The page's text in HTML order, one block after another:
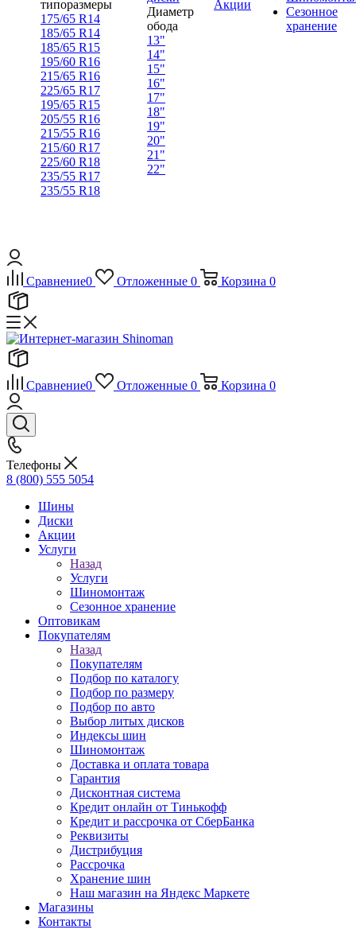
типоразмеры
175/65 R14
185/65 R14
185/65 R15
195/60 R16
215/65 R16
225/65 R17
195/65 R15
205/55 R16
215/55 R16
215/60 R17
225/60 R18
235/55 R17
235/55 R18
Диаметр
обода
13"
14"
15"
16"
17"
18"
19"
20"
21"
22"
Акции
Сезонное
хранение
Сравнение0 Отложенные 0 Корзина 0
Сравнение0 Отложенные 0 Корзина 0
Телефоны
8 (800) 555 5054
Шины
Диски
Акции
Услуги
Назад
Услуги
Шиномонтаж
Сезонное хранение
Оптовикам
Покупателям
Назад
Покупателям
Подбор по каталогу
Подбор по размеру
Подбор по авто
Выбор литых дисков
Индексы шин
Шиномонтаж
Доставка и оплата товара
Гарантия
Дисконтная система
Кредит онлайн от Тинькофф
Кредит и рассрочка от СберБанка
Реквизиты
Дистрибуция
Рассрочка
Хранение шин
Наш магазин на Яндекс Маркете
Магазины
Контакты